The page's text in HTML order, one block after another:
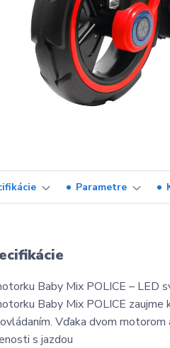
Parametre
Baby Mix POLICE – LED
Baby Mix POLICE
Vďaka dvom
s jazdou